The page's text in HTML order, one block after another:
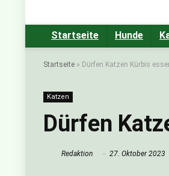
Startseite Hunde
Startseite » Dürfen Katzen Kürbis
Katzen
Dürfen
Redaktion 27. Oktober 2023